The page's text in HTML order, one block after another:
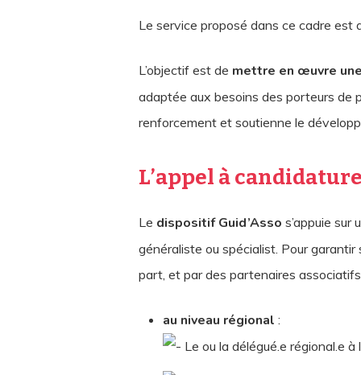
Le service proposé dans ce cadre est
L’objectif est de mettre en œuvre
adaptée aux besoins des porteurs de
renforcement et soutienne le
L’appel à
Le dispositif Guid’Asso s’appuie sur
généraliste ou spécialist. Pour
part, et par des partenaires
au niveau régional :
Le ou la délégué.e régional.e